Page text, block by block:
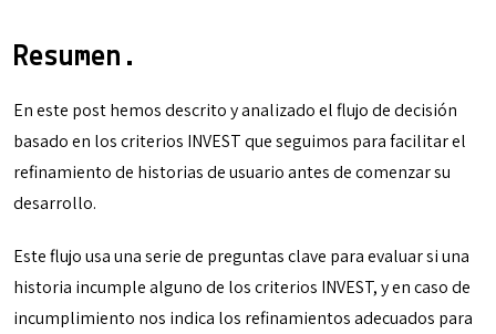
Resumen.
En este post hemos descrito y analizado el flujo de decisión
basado en los criterios INVEST que seguimos para facilitar el
refinamiento de historias de usuario antes de comenzar su
desarrollo.
Este flujo usa una serie de preguntas clave para evaluar si una
historia incumple alguno de los criterios INVEST, y en caso de
incumplimiento nos indica los refinamientos adecuados para